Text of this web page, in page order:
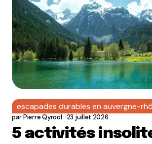
escapades durables en auvergne-
parPierre Qyrool 23 juillet 2026
5 activités